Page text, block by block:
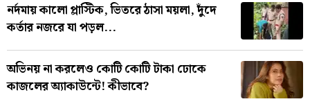
নর্দমায় কালো প্লাস্টিক, ভিতরে ঠাসা ময়লা, দুঁদে
কর্তার নজরে যা পড়ল...
অভিনয় না করলেও কোটি কোটি টাকা ঢোকে
কাজলের অ্যাকাউন্টে! কীভাবে?